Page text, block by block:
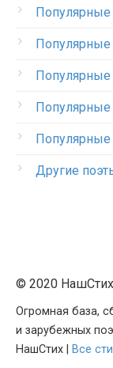
Популярные
Популярные
Популярные
Популярные
Популярные
Другие
© 2020 НашСтих
Огромная база,
и зарубежных
НашСтих |
Все